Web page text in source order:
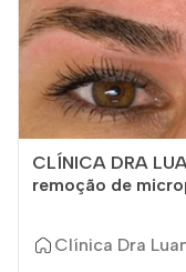
CLÍNICA DRA
remoção de
Clínica Dra